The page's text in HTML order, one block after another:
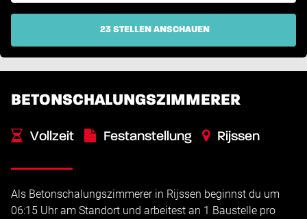
23 STELLEN ANSCHAUEN
BETONSCHALUNGSZIMMERER
Vollzeit Festanstellung Rijssen
Als Betonschalungszimmerer in Rijssen beginnst du um
06:15 Uhr am Standort und arbeitest an 1 Baustelle pro